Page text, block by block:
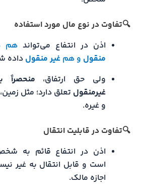
🔍تفاوت در نوع مال مورد استفاده
اذن در انتفاع می‌تواندهم
منقول و همغیر منقول داده
ولی حق ارتفاق، منحصراً
غیرمنقول تعلق دارد؛ مثل
و غیره.
🔍تفاوت در قابلیت انتقال
اذن در انتفاع قائم به
است و قابل انتقال به غیر
اجازه مالک.